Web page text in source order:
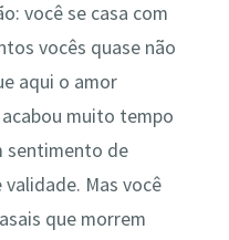
você se casa com
vocês quase não
aqui o amor
muito tempo
sentimento de
Mas você
que morrem